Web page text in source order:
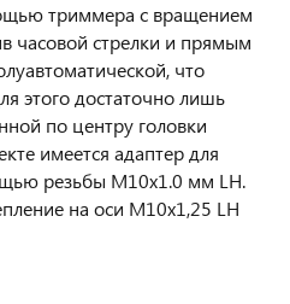
триммера с вращением
часовой стрелки и прямым
что
этого достаточно лишь
по центру головки
имеется адаптер для
резьбы М10х1.0 мм LH.
на оси М10х1,25 LH